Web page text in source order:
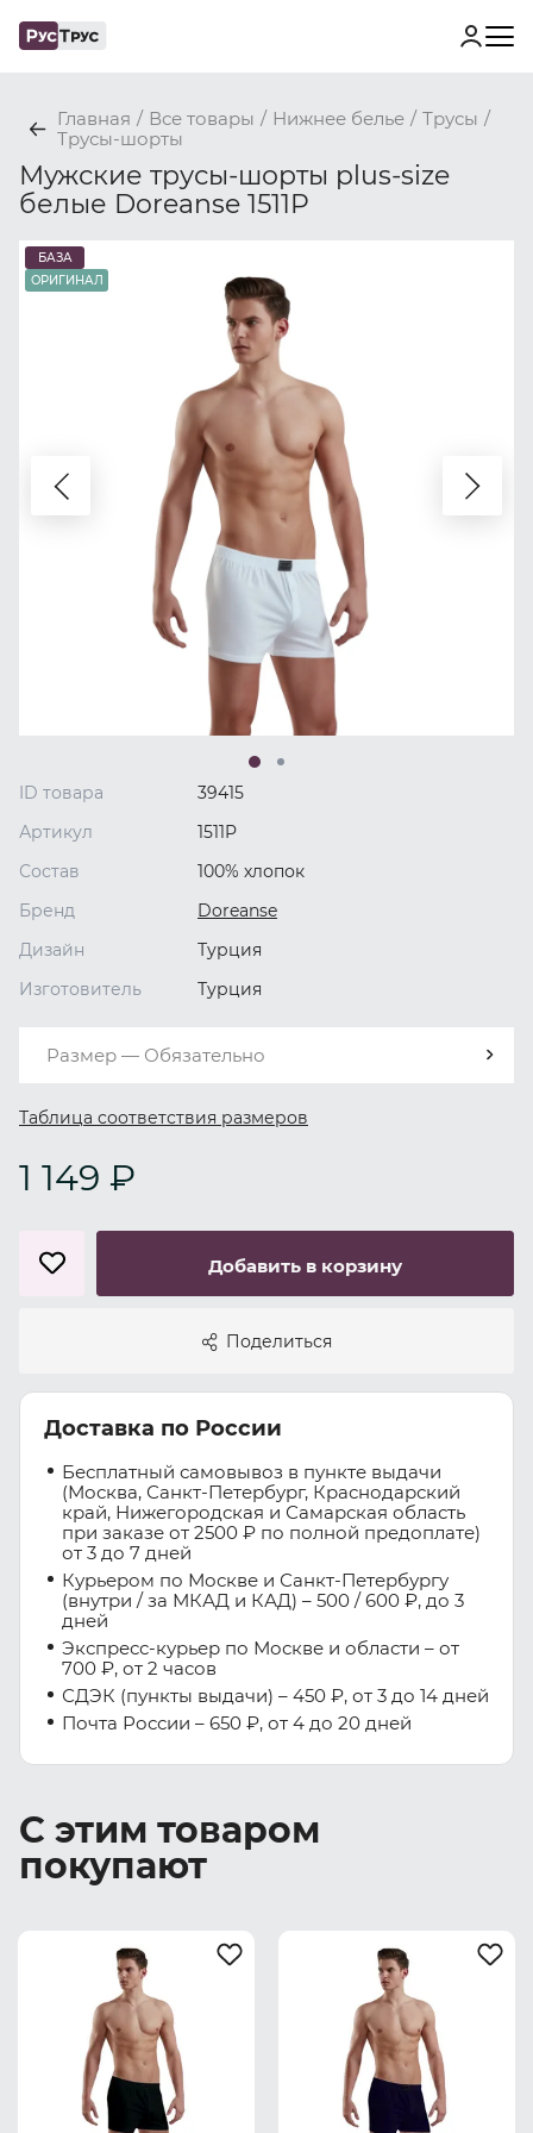
Главная / Все товары / Нижнее белье / Трусы /
Трусы-шорты
Мужские трусы-шорты plus-size
белые Doreanse 1511P
БАЗА
ОРИГИНАЛ
ID товара
39415
Артикул
1511P
Состав
100% хлопок
Бренд
Doreanse
Дизайн
Турция
Изготовитель
Турция
Размер — Обязательно
Таблица соответствия размеров
1 149 ₽
Добавить в корзину
Поделиться
Доставка по России
Бесплатный самовывоз в пункте выдачи
(Москва, Санкт-Петербург, Краснодарский
край, Нижегородская и Самарская область
при заказе от 2500 ₽ по полной предоплате)
от 3 до 7 дней
Курьером по Москве и Санкт-Петербургу
(внутри / за МКАД и КАД) – 500 / 600 ₽, до 3
дней
Экспресс-курьер по Москве и области – от
700 ₽, от 2 часов
СДЭК (пункты выдачи) – 450 ₽, от 3 до 14 дней
Почта России – 650 ₽, от 4 до 20 дней
С этим товаром
покупают